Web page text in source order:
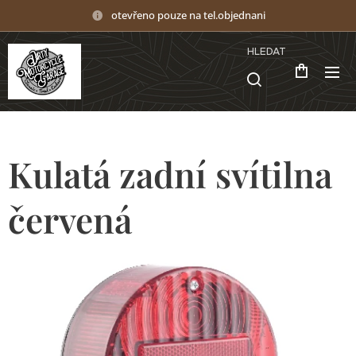
otevřeno pouze na tel.objednani
HLEDAT
Kulatá zadní svítilna
červená